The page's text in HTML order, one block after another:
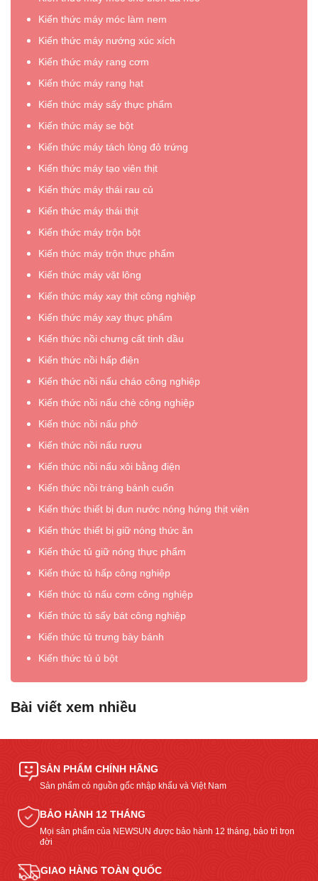
Kiến thức máy móc làm nem
Kiến thức máy nướng xúc xích
Kiến thức máy rang cơm
Kiến thức máy rang hạt
Kiến thức máy sấy thực phẩm
Kiến thức máy se bột
Kiến thức máy tách lòng đỏ trứng
Kiến thức máy tạo viên thịt
Kiến thức máy thái rau củ
Kiến thức máy thái thịt
Kiến thức máy trộn bột
Kiến thức máy trộn thực phẩm
Kiến thức máy vặt lông
Kiến thức máy xay thịt công nghiệp
Kiến thức máy xay thực phẩm
Kiến thức nồi chưng cất tinh dầu
Kiến thức nồi hấp điện
Kiến thức nồi nấu cháo công nghiệp
Kiến thức nồi nấu chè công nghiệp
Kiến thức nồi nấu phở
Kiến thức nồi nấu rượu
Kiến thức nồi nấu xôi bằng điện
Kiến thức nồi tráng bánh cuốn
Kiến thức thiết bị đun nước nóng hứng thịt viên
Kiến thức thiết bị giữ nóng thức ăn
Kiến thức tủ giữ nóng thực phẩm
Kiến thức tủ hấp công nghiệp
Kiến thức tủ nấu cơm công nghiệp
Kiến thức tủ sấy bát công nghiệp
Kiến thức tủ trưng bày bánh
Kiến thức tủ ủ bột
Bài viết xem nhiều
SẢN PHẨM CHÍNH HÃNG
Sản phẩm có nguồn gốc nhập khẩu và Việt Nam
BẢO HÀNH 12 THÁNG
Mọi sản phẩm của NEWSUN được bảo hành 12 tháng, bảo trì trọn
đời
GIAO HÀNG TOÀN QUỐC